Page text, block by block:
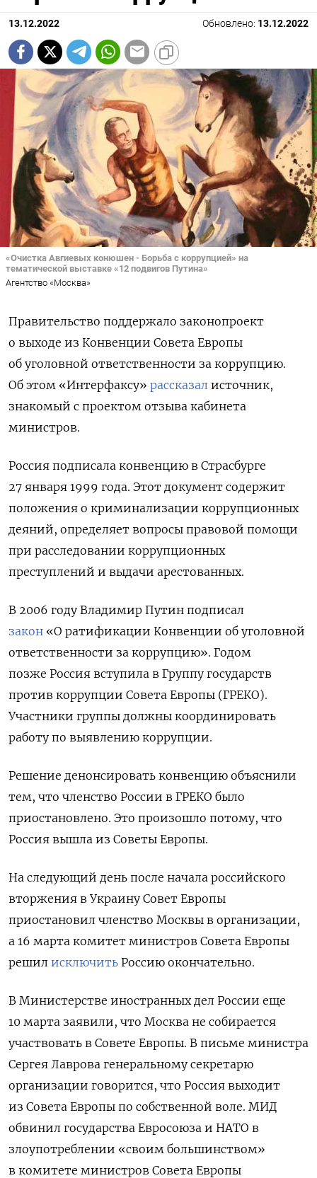
13.12.2022 Обновлено: 13.12.2022
«Очистка Авгиевых конюшен - Борьба с коррупцией» на
тематической выставке «12 подвигов Путина»
Агентство «Москва»
Правительство поддержало законопроект
о выходе из Конвенции Совета Европы
об уголовной ответственности за коррупцию.
Об этом «Интерфаксу» рассказал источник,
знакомый с проектом отзыва кабинета
министров.
Россия подписала конвенцию в Страсбурге
27 января 1999 года. Этот документ содержит
положения о криминализации коррупционных
деяний, определяет вопросы правовой помощи
при расследовании коррупционных
преступлений и выдачи арестованных.
В 2006 году Владимир Путин подписал
закон «О ратификации Конвенции об уголовной
ответственности за коррупцию». Годом
позже Россия вступила в Группу государств
против коррупции Совета Европы (ГРЕКО).
Участники группы должны координировать
работу по выявлению коррупции.
Решение денонсировать конвенцию объяснили
тем, что членство России в ГРЕКО было
приостановлено. Это произошло потому, что
Россия вышла из Советы Европы.
На следующий день после начала российского
вторжения в Украину Совет Европы
приостановил членство Москвы в организации,
а 16 марта комитет министров Совета Европы
решил исключить Россию окончательно.
В Министерстве иностранных дел России еще
10 марта заявили, что Москва не собирается
участвовать в Совете Европы. В письме министра
Сергея Лаврова генеральному секретарю
организации говорится, что Россия выходит
из Совета Европы по собственной воле. МИД
обвинил государства Евросоюза и НАТО в
злоупотреблении «своим большинством»
в комитете министров Совета Европы